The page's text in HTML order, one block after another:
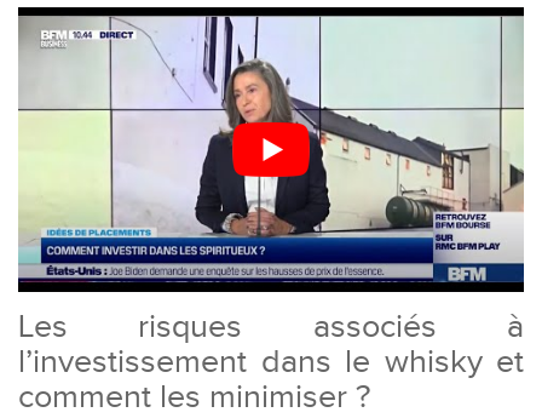
Les risques associés à
l’investissement dans le whisky et
comment les minimiser ?